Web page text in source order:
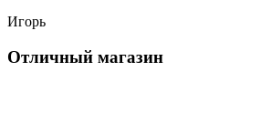
Игорь
Отличный магазин